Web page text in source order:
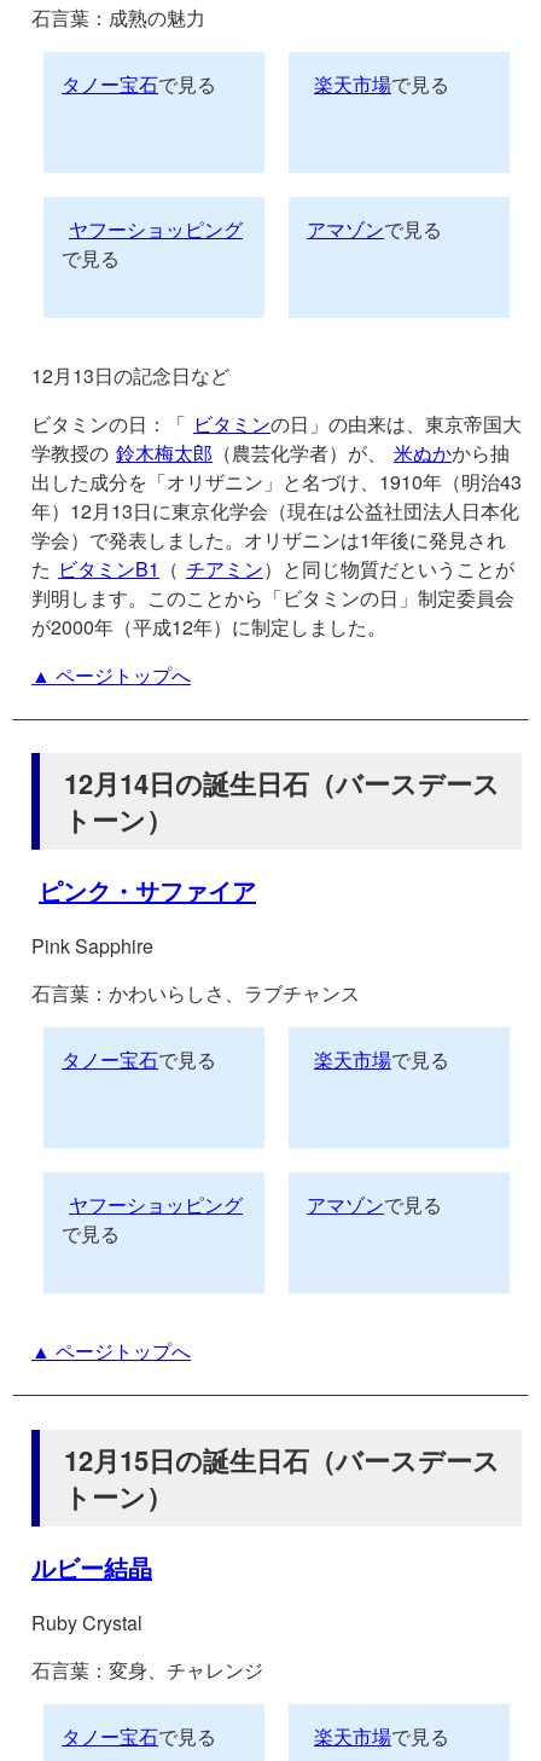
石言葉：成熟の魅力
タノー宝石で見る
ヤフーショッピング
で見る
楽天市場で見る
アマゾンで見る
12月13日の記念日など
ビタミンの日：「 ビタミンの日」の由来は、東京帝国大
学教授の 鈴木梅太郎 （農芸化学者）が、 米ぬかから抽
出した成分を「オリザニン」と名づけ、1910年（明治43
年）12月13日に東京化学会（現在は公益社団法人日本化
学会）で発表しました。オリザニンは1年後に発見され
た ビタミンB1 （ チアミン）と同じ物質だということが
判明します。このことから「ビタミンの日」制定委員会
が2000年（平成12年）に制定しました。
▲ ページトップへ
12月14日の誕生日石（バースデース
トーン）
ピンク・サファイア
Pink Sapphire
石言葉：かわいらしさ、ラブチャンス
タノー宝石で見る
ヤフーショッピング
で見る
楽天市場で見る
アマゾンで見る
▲ ページトップへ
12月15日の誕生日石（バースデース
トーン）
ルビー結晶
Ruby Crystal
石言葉：変身、チャレンジ
タノー宝石で見る 楽天市場で見る